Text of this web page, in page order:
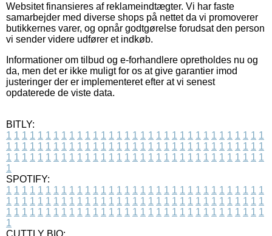
Websitet finansieres af reklameindtægter. Vi har faste
samarbejder med diverse shops på nettet da vi promoverer
butikkernes varer, og opnår godtgørelse forudsat den person
vi sender videre udfører et indkøb.
Informationer om tilbud og e-forhandlere opretholdes nu og
da, men det er ikke muligt for os at give garantier imod
justeringer der er implementeret efter at vi senest
opdaterede de viste data.
BITLY:
1 1 1 1 1 1 1 1 1 1 1 1 1 1 1 1 1 1 1 1 1 1 1 1 1 1 1 1 1 1 1 1 1
1 1 1 1 1 1 1 1 1 1 1 1 1 1 1 1 1 1 1 1 1 1 1 1 1 1 1 1 1 1 1 1 1
1 1 1 1 1 1 1 1 1 1 1 1 1 1 1 1 1 1 1 1 1 1 1 1 1 1 1 1 1 1 1 1 1
1
SPOTIFY:
1 1 1 1 1 1 1 1 1 1 1 1 1 1 1 1 1 1 1 1 1 1 1 1 1 1 1 1 1 1 1 1 1
1 1 1 1 1 1 1 1 1 1 1 1 1 1 1 1 1 1 1 1 1 1 1 1 1 1 1 1 1 1 1 1 1
1 1 1 1 1 1 1 1 1 1 1 1 1 1 1 1 1 1 1 1 1 1 1 1 1 1 1 1 1 1 1 1 1
1
CUTTLY BIO: